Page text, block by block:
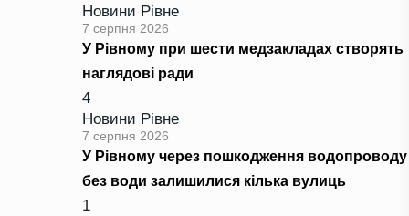
Новини Рівне
7 серпня 2026
У Рівному при шести медзакладах створять
наглядові ради
4
Новини Рівне
7 серпня 2026
У Рівному через пошкодження водопроводу
без води залишилися кілька вулиць
1